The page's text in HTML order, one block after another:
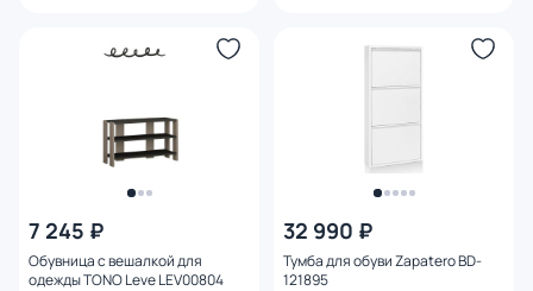
7 245 ₽
Обувница с вешалкой для
одежды TONO Leve LEV00804
32 990 ₽
Тумба для обуви Zapatero BD-
121895